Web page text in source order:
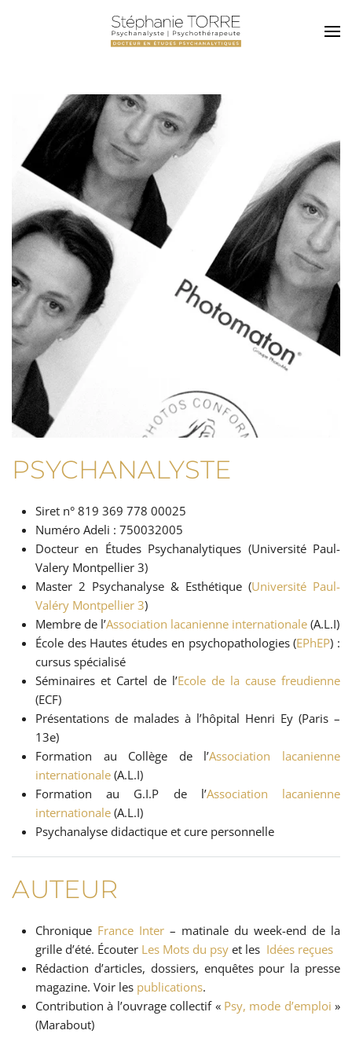
Skip to main content
PSYCHANALYSTE
Siret n° 819 369 778 00025
Numéro Adeli : 750032005
Docteur en Études Psychanalytiques (Université Paul-
Valery Montpellier 3)
Master 2 Psychanalyse & Esthétique (Université Paul-
Valéry Montpellier 3)
Membre de l’Association lacanienne internationale (A.L.I)
École des Hautes études en psychopathologies (EPhEP) :
cursus spécialisé
Séminaires et Cartel de l’Ecole de la cause freudienne
(ECF)
Présentations de malades à l’hôpital Henri Ey (Paris –
13e)
Formation au Collège de l’Association lacanienne
internationale (A.L.I)
Formation au G.I.P de l’Association lacanienne
internationale (A.L.I)
Psychanalyse didactique et cure personnelle
AUTEUR
Chronique France Inter – matinale du week-end de la
grille d’été. Écouter Les Mots du psy et les Idées reçues
Rédaction d’articles, dossiers, enquêtes pour la presse
magazine. Voir les publications.
Contribution à l’ouvrage collectif « Psy, mode d’emploi »
(Marabout)